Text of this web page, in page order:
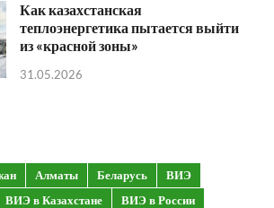
Как казахстанская
теплоэнергетика пытается выйти
из «красной зоны»
31.05.2026
Алматы Беларусь
ВИЭ
ВИЭ в Казахстане
ВИЭ в России